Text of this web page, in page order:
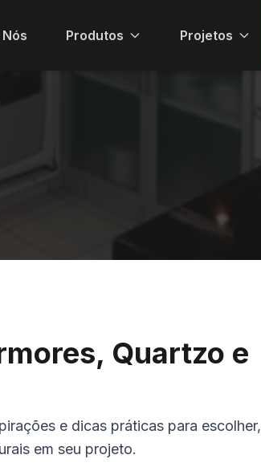
Produtos Projetos
Quartzo e
e dicas práticas para escolher,
em seu projeto.